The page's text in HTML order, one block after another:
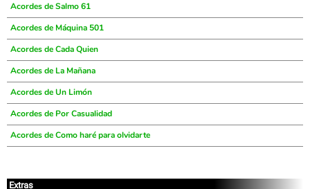
Acordes de Salmo 61
Acordes de Máquina 501
Acordes de Cada Quien
Acordes de La Mañana
Acordes de Un Limón
Acordes de Por Casualidad
Acordes de Como haré para olvidarte
Extras